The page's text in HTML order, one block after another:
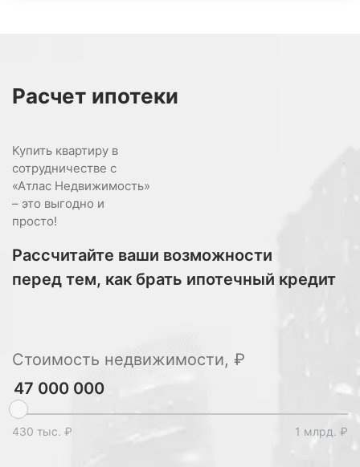
Расчет ипотеки
Купить квартиру в
сотрудничестве с
«Атлас Недвижимость»
– это выгодно и
просто!
Рассчитайте ваши возможности
перед тем, как брать ипотечный кредит
Стоимость недвижимости, ₽
430 тыс. ₽ 1 млрд. ₽